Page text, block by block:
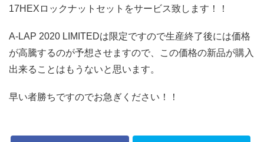
17HEXロックナットセットをサービス致します！！
A-LAP 2020 LIMITEDは限定ですので生産終了後には価格
が高騰するのが予想させますので、この価格の新品が購入
出来ることはもうないと思います。
早い者勝ちですのでお急ぎください！！